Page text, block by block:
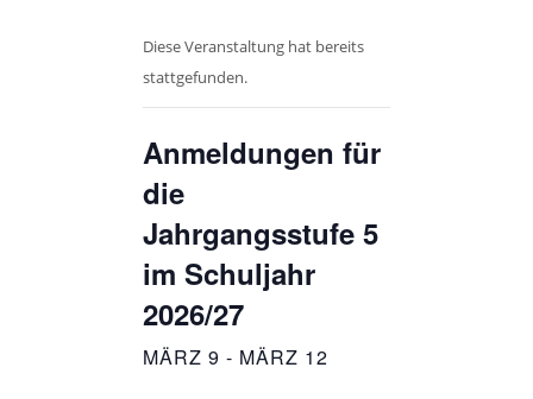
Diese Veranstaltung hat bereits
stattgefunden.
Anmeldungen für
die
Jahrgangsstufe 5
im Schuljahr
2026/27
MÄRZ 9 - MÄRZ 12